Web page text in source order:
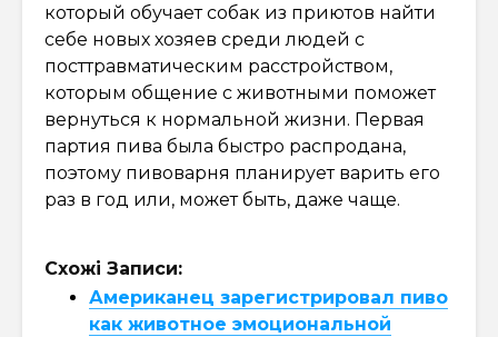
который обучает собак из приютов найти
себе новых хозяев среди людей с
посттравматическим расстройством,
которым общение с животными поможет
вернуться к нормальной жизни. Первая
партия пива была быстро распродана,
поэтому пивоварня планирует варить его
раз в год или, может быть, даже чаще.
Схожі Записи:
Американец зарегистрировал пиво
как животное эмоциональной